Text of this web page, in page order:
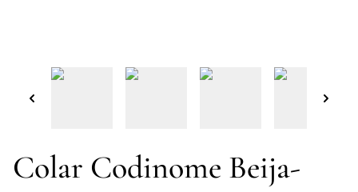
Colar Codinome Beija-